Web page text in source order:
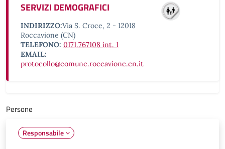
SERVIZI DEMOGRAFICI
INDIRIZZO:Via S. Croce, 2 - 12018
Roccavione (CN)
TELEFONO: 0171.767108 int. 1
EMAIL:
protocollo@comune.roccavione.cn.it
Persone
Responsabile